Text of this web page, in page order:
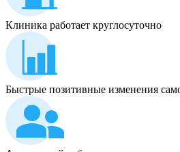
Клиника работает круглосуточно
Быстрые позитивные изменения